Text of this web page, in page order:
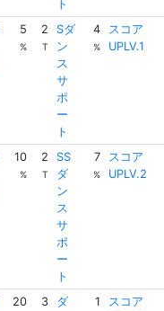
ト
5
%
2
T
Sダ
ン
ス
サ
ポ
ー
ト
4
%
スコア
UPLV.1
10
%
2
T
SS
ダ
ン
ス
サ
ポ
ー
ト
7
%
スコア
UPLV.2
20 3
ダ
1
スコア